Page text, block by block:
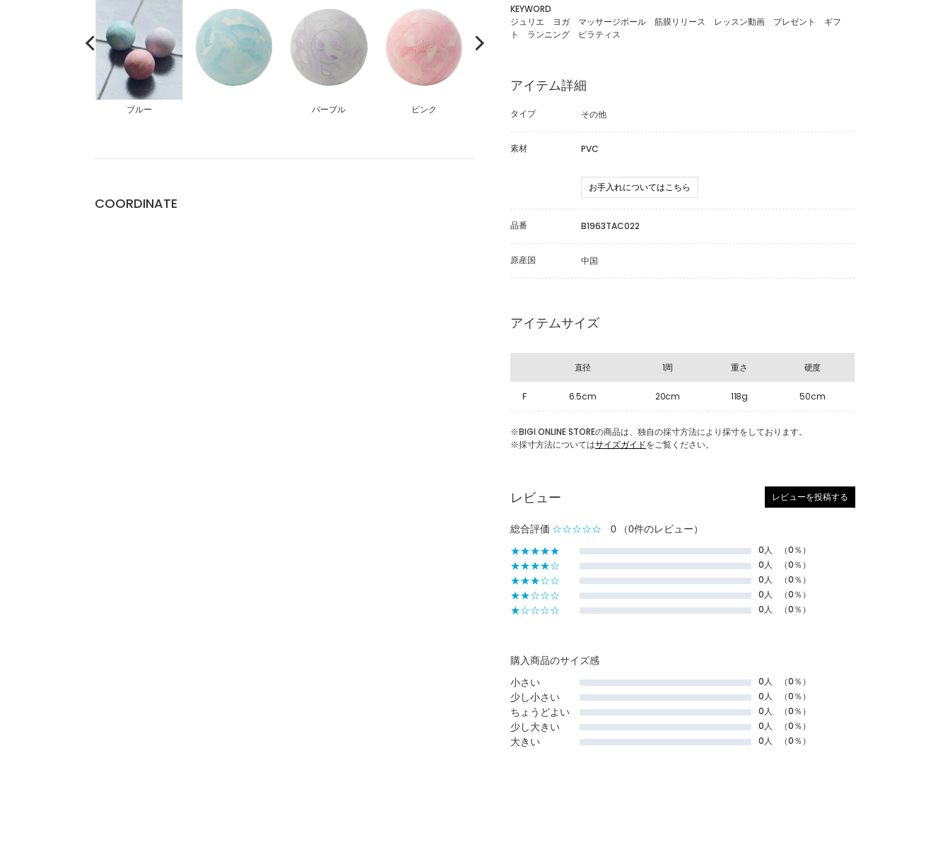
ブルー パープル ピンク
COORDINATE
KEYWORD
ジュリエ ヨガ マッサージボール 筋膜リリース レッスン動画 プレゼント ギフ
ト ランニング ピラティス
アイテム詳細
タイプ その他
素材 PVC
お手入れについてはこちら
品番 B1963TAC022
原産国 中国
アイテムサイズ
直径 1周 重さ 硬度
F 6.5cm 20cm 118g 50cm
※BIGI ONLINE STOREの商品は、独自の採寸方法により採寸をしております。
※採寸方法についてはサイズガイドをご覧ください。
レビュー レビューを投稿する
総合評価 ☆☆☆☆☆ 0 （0件のレビュー）
★★★★★ 0人 （0％）
★★★★☆ 0人 （0％）
★★★☆☆ 0人 （0％）
★★☆☆☆ 0人 （0％）
★☆☆☆☆ 0人 （0％）
購入商品のサイズ感
小さい
0人 （0％）
少し小さい 0人 （0％）
ちょうどよい 0人 （0％）
少し大きい 0人 （0％）
大きい 0人 （0％）